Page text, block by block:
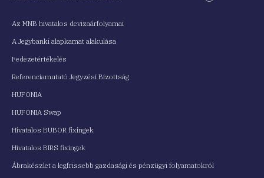
Az MNB hivatalos devizaárfolyamai
A Jegybanki alapkamat alakulása
Fedezetértékelés
Referenciamutató Jegyzési Bizottság
HUFONIA
HUFONIA Swap
Hivatalos BUBOR fixingek
Hivatalos BIRS fixingek
Ábrakészlet a legfrissebb gazdasági és pénzügyi folyamatokról